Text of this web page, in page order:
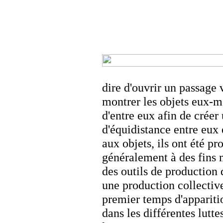
dire d'ouvrir un passage
montrer les objets eux-
d'entre eux afin de créer
d'équidistance entre
aux objets, ils ont été
généralement à des fins
des outils de production
une production
premier temps
dans les différentes